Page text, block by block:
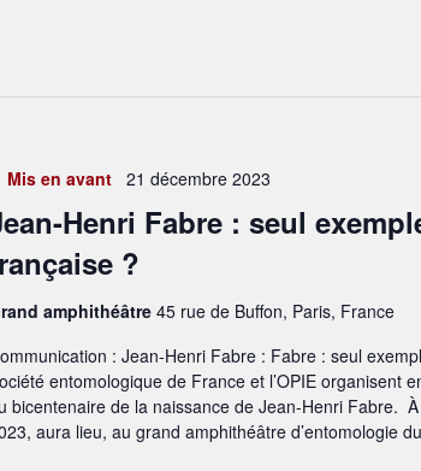
Henri Fabre : seul
?
Mis en avant 21 décembre 2023
amphithéâtre 45 rue de Buffon, Paris, France
: Jean-Henri Fabre : Fabre : seul
entomologique de France et l’OPIE organisent
bicentenaire de la naissance de Jean-Henri Fabre.
aura lieu, au grand amphithéâtre d’entomologie